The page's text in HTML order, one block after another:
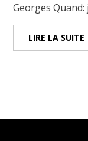
Georges Quand:
LIRE LA SUITE